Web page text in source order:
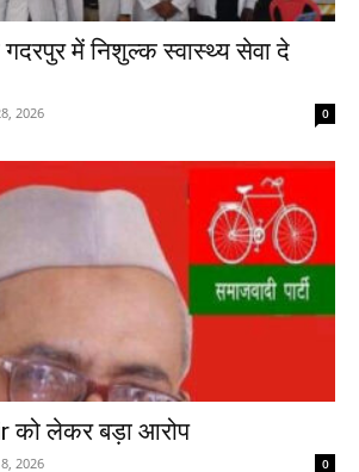
में निशुल्क स्वास्थ्य सेवा दे
2026 0
को लेकर बड़ा आरोप
2026 0